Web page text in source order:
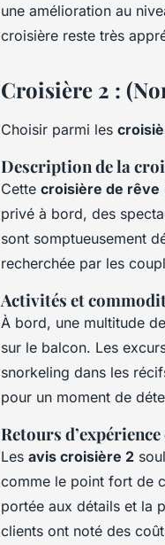
une amélioration au
croisière reste très
Croisière 2 :
Choisir parmi les
Description de la
Cette croisière de rêve
privé à bord, des
sont somptueusement
recherchée par les
Activités et
À bord, une multitude de
sur le balcon. Les
snorkeling dans les
pour un moment de
Retours
Les avis croisière 2
comme le point fort de
portée aux détails et la
clients ont noté des